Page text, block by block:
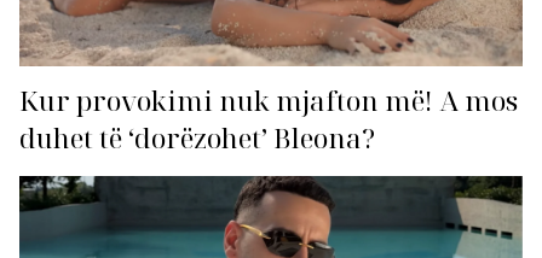
Kur provokimi nuk mjafton më! A mos
duhet të ‘dorëzohet’ Bleona?